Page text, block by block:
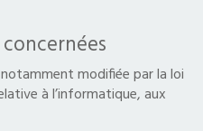
concernées
modifiée par la loi
à l’informatique, aux